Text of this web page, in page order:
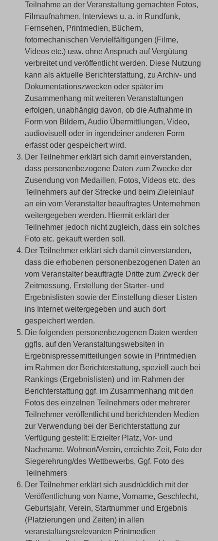
Teilnahme an der Veranstaltung gemachten Fotos,
Filmaufnahmen, Interviews u. a. in Rundfunk,
Fernsehen, Printmedien, Büchern,
fotomechanischen Vervielfältigungen (Filme,
Videos etc.) usw. ohne Anspruch auf Vergütung
verbreitet und veröffentlicht werden. Diese Nutzung
kann als aktuelle Berichterstattung, zu Archiv- und
Dokumentationszwecken oder später im
Zusammenhang mit weiteren Veranstaltungen
erfolgen, unabhängig davon, ob die Aufnahme in
Form von Bildern, Audio Übermittlungen, Video,
audiovisuell oder in irgendeiner anderen Form
erfasst oder gespeichert wird.
Der Teilnehmer erklärt sich damit einverstanden,
dass personenbezogene Daten zum Zwecke der
Zusendung von Medaillen, Fotos, Videos etc. des
Teilnehmers auf der Strecke und beim Zieleinlauf
an ein vom Veranstalter beauftragtes Unternehmen
weitergegeben werden. Hiermit erklärt der
Teilnehmer jedoch nicht zugleich, dass ein solches
Foto etc. gekauft werden soll.
Der Teilnehmer erklärt sich damit einverstanden,
dass die erhobenen personenbezogenen Daten an
vom Veranstalter beauftragte Dritte zum Zweck der
Zeitmessung, Erstellung der Starter- und
Ergebnislisten sowie der Einstellung dieser Listen
ins Internet weitergegeben und auch dort
gespeichert werden.
Die folgenden personenbezogenen Daten werden
ggfls. auf den Veranstaltungswebsiten in
Ergebnispressemitteilungen sowie in Printmedien
im Rahmen der Berichterstattung, speziell auch bei
Rankings (Ergebnislisten) und im Rahmen der
Berichterstattung ggf. im Zusammenhang mit den
Fotos des einzelnen Teilnehmers oder mehrerer
Teilnehmer veröffentlicht und berichtenden Medien
zur Verwendung bei der Berichterstattung zur
Verfügung gestellt: Erzielter Platz, Vor- und
Nachname, Wohnort/Verein, erreichte Zeit, Foto der
Siegerehrung/des Wettbewerbs, Ggf. Foto des
Teilnehmers
Der Teilnehmer erklärt sich ausdrücklich mit der
Veröffentlichung von Name, Vorname, Geschlecht,
Geburtsjahr, Verein, Startnummer und Ergebnis
(Platzierungen und Zeiten) in allen
veranstaltungsrelevanten Printmedien